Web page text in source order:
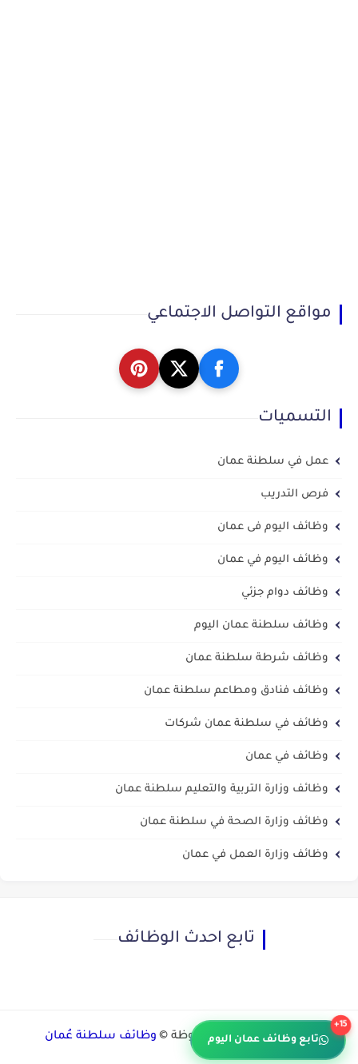
مواقع التواصل الاجتماعي
التسميات
عمل في سلطنة عمان
فرص التدريب
وظائف اليوم فى عمان
وظائف اليوم في عمان
وظائف دوام جزئي
وظائف سلطنة عمان اليوم
وظائف شرطة سلطنة عمان
وظائف فنادق ومطاعم سلطنة عمان
وظائف في سلطنة عمان شركات
وظائف في عمان
وظائف وزارة التربية والتعليم سلطنة عمان
وظائف وزارة الصحة في سلطنة عمان
وظائف وزارة العمل في عمان
تابع احدث الوظائف
تابع وظائف عمان اليوم
15+
جميع الحقوق محفوظة © وظائف سلطنة عُمان